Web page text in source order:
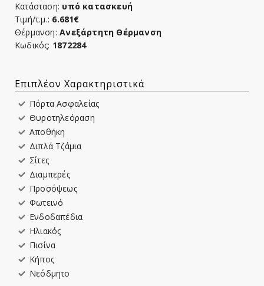
Κατάσταση: υπό κατασκευή
Τιμή/τ.μ.: 6.681€
Θέρμανση: Ανεξάρτητη Θέρμανση
Κωδικός: 1872284
Επιπλέον Χαρακτηριστικά
Πόρτα Ασφαλείας
Θυροτηλεόραση
Αποθήκη
Διπλά Τζάμια
Σίτες
Διαμπερές
Προσόψεως
Φωτεινό
Ενδοδαπέδια
Ηλιακός
Πισίνα
Κήπος
Νεόδμητο